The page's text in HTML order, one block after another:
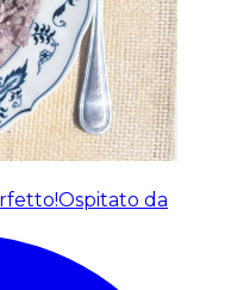
Ospitato da